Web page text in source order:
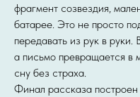
фрагмент созвездия,
батарее. Это не просто
передавать из рук в
а письмо превращается в
сну без страха.
Финал рассказа